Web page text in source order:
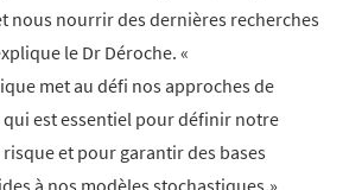
nous nourrir des dernières recherches
le Dr Déroche. «
met au défi nos approches de
est essentiel pour définir notre
et pour garantir des bases